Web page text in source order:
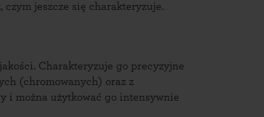
jeszcze się charakteryzuje.
Charakteryzuje go precyzyjne
(chromowanych) oraz z
i można użytkować go intensywnie